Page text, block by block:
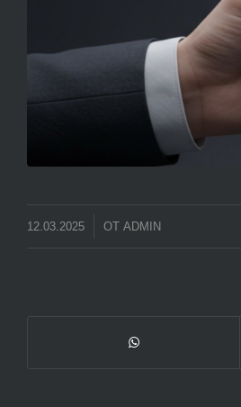
12.03.2025 ОТ ADMIN